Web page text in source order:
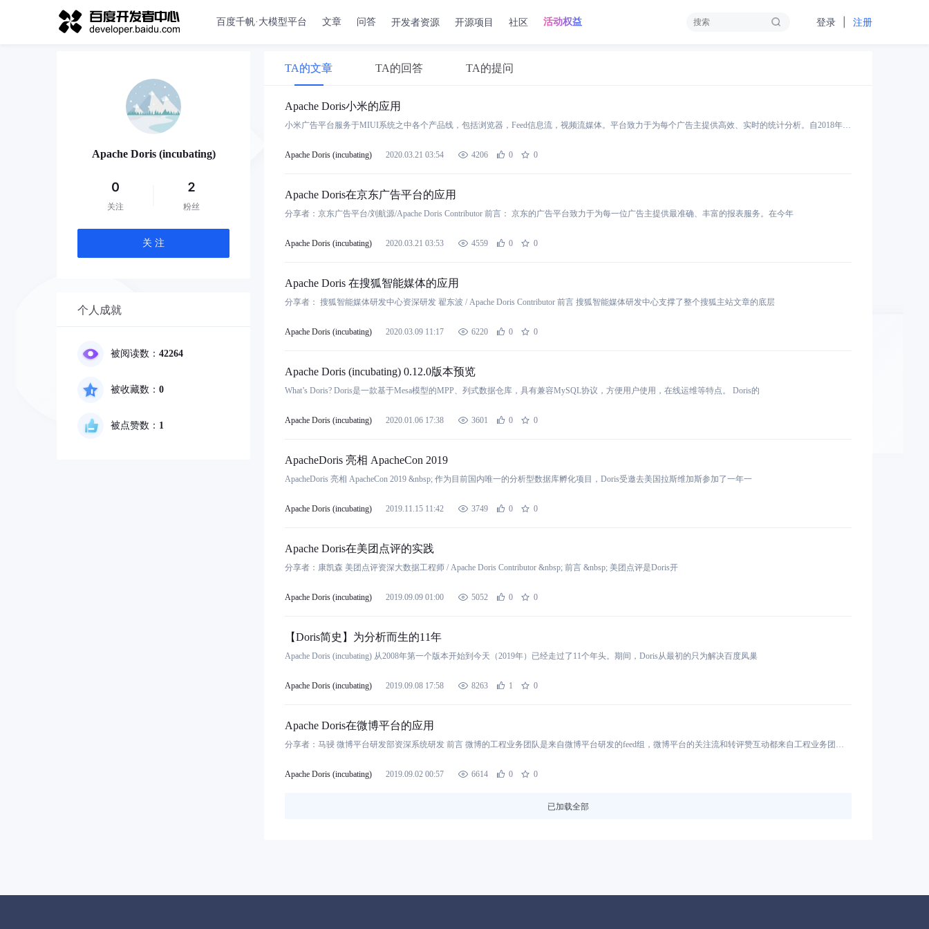
百度千帆·大模型平台 文章 问答 开发者资源 开源项目 社区 活动权益 登录 注册
Apache Doris (incubating)
0
关注
2
粉丝
关 注
个人成就
被阅读数： 42264
被收藏数： 0
被点赞数： 1
TA的文章 TA的回答 TA的提问
Apache Doris小米的应用
小米广告平台服务于MIUI系统之中各个产品线，包括浏览器，Feed信息流，视频流媒体。平台致力于为每个广告主提供高效、实时的统计分析。自2018年接入Doris
Apache Doris (incubating) 2020.03.21 03:54 4206 0 0
Apache Doris在京东广告平台的应用
分享者：京东广告平台/刘航源/Apache Doris Contributor 前言： 京东的广告平台致力于为每一位广告主提供最准确、丰富的报表服务。在今年
Apache Doris (incubating) 2020.03.21 03:53 4559 0 0
Apache Doris 在搜狐智能媒体的应用
分享者： 搜狐智能媒体研发中心资深研发 翟东波 / Apache Doris Contributor 前言 搜狐智能媒体研发中心支撑了整个搜狐主站文章的底层
Apache Doris (incubating) 2020.03.09 11:17 6220 0 0
Apache Doris (incubating) 0.12.0版本预览
What’s Doris? Doris是一款基于Mesa模型的MPP、列式数据仓库，具有兼容MySQL协议，方便用户使用，在线运维等特点。 Doris的
Apache Doris (incubating) 2020.01.06 17:38 3601 0 0
ApacheDoris 亮相 ApacheCon 2019
ApacheDoris 亮相 ApacheCon 2019 &nbsp; 作为目前国内唯一的分析型数据库孵化项目，Doris受邀去美国拉斯维加斯参加了一年一
Apache Doris (incubating) 2019.11.15 11:42 3749 0 0
Apache Doris在美团点评的实践
分享者：康凯森 美团点评资深大数据工程师 / Apache Doris Contributor &nbsp; 前言 &nbsp; 美团点评是Doris开
Apache Doris (incubating) 2019.09.09 01:00 5052 0 0
【Doris简史】为分析而生的11年
Apache Doris (incubating) 从2008年第一个版本开始到今天（2019年）已经走过了11个年头。期间，Doris从最初的只为解决百度凤巢
Apache Doris (incubating) 2019.09.08 17:58 8263 1 0
Apache Doris在微博平台的应用
分享者：马骎 微博平台研发部资深系统研发 前言 微博的工程业务团队是来自微博平台研发的feed组，微博平台的关注流和转评赞互动都来自工程业务团队的技术支持。
Apache Doris (incubating) 2019.09.02 00:57 6614 0 0
已加载全部